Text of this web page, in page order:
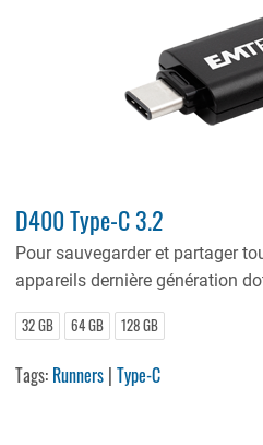
D400 Type-C 3.2
Pour sauvegarder et partager
appareils dernière génération
32 GB 64 GB 128 GB
Tags: Runners |Type-C